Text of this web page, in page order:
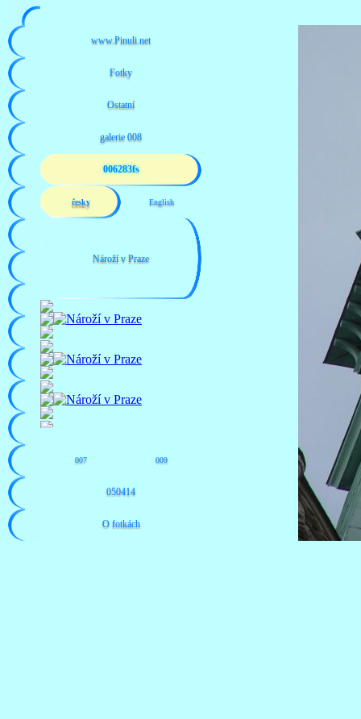
006283fs
česky English
Nároží v Praze